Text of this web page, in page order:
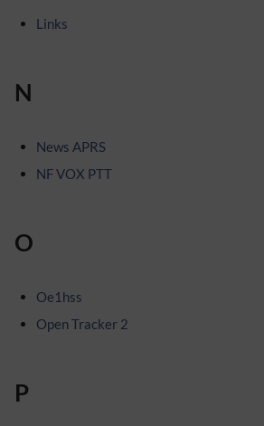
Links
N
News APRS
NF VOX PTT
O
Oe1hss
Open Tracker 2
P